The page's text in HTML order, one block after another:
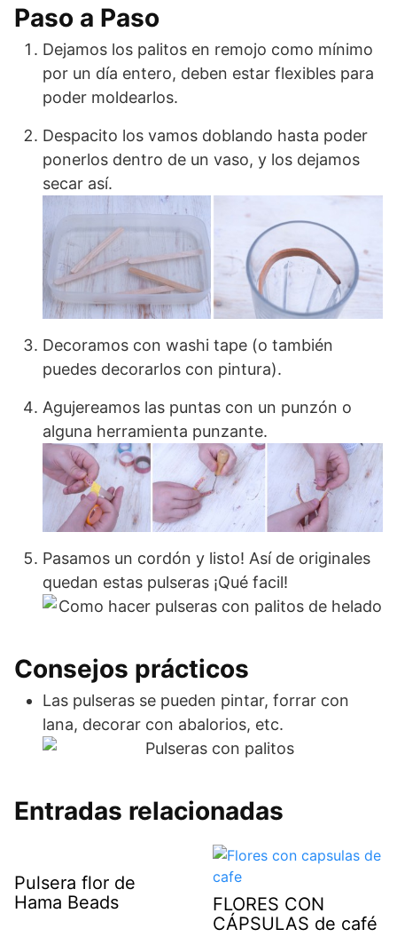
Paso a Paso
Dejamos los palitos en remojo como mínimo
por un día entero, deben estar flexibles para
poder moldearlos.
Despacito los vamos doblando hasta poder
ponerlos dentro de un vaso, y los dejamos
secar así.
Decoramos con washi tape (o también
puedes decorarlos con pintura).
Agujereamos las puntas con un punzón o
alguna herramienta punzante.
Pasamos un cordón y listo! Así de originales
quedan estas pulseras ¡Qué facil!
Consejos prácticos
Las pulseras se pueden pintar, forrar con
lana, decorar con abalorios, etc.
Entradas relacionadas
Pulsera flor de
Hama Beads
FLORES CON
CÁPSULAS de café